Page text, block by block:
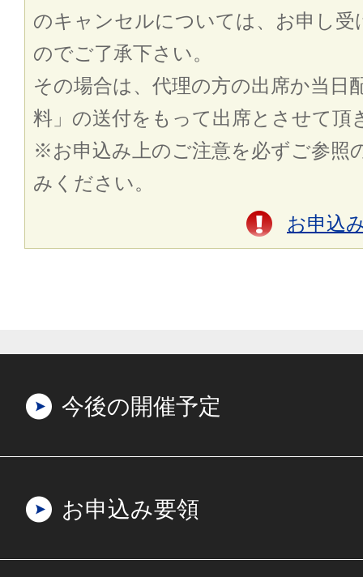
のキャンセルについては、お申し受
のでご了承下さい。
その場合は、代理の方の出席か当日
料」の送付をもって出席とさせて頂
※お申込み上のご注意を必ずご参照
みください。
お申込
今後の開催予定
お申込み要領